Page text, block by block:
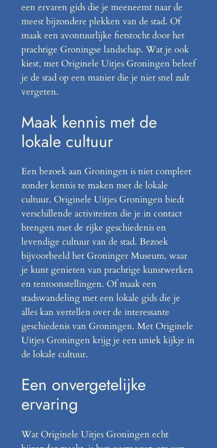
een ervaren gids die je meeneemt naar de
meest bijzondere plekken van de stad. Of
maak een avontuurlijke fietstocht door het
prachtige Groningse landschap. Wat je ook
kiest, met Originele Uitjes Groningen beleef
je de stad op een manier die je niet snel zult
vergeten.
Maak kennis met de
lokale cultuur
Een bezoek aan Groningen is niet compleet
zonder kennis te maken met de lokale
cultuur. Originele Uitjes Groningen biedt
verschillende activiteiten die je in contact
brengen met de rijke geschiedenis en
levendige cultuur van de stad. Bezoek
bijvoorbeeld het Groninger Museum, waar
je kunt genieten van prachtige kunstwerken
en tentoonstellingen. Of maak een
stadswandeling met een lokale gids die je
alles kan vertellen over de interessante
geschiedenis van Groningen. Met Originele
Uitjes Groningen krijg je een uniek kijkje in
de lokale cultuur.
Een onvergetelijke
ervaring
Wat Originele Uitjes Groningen echt